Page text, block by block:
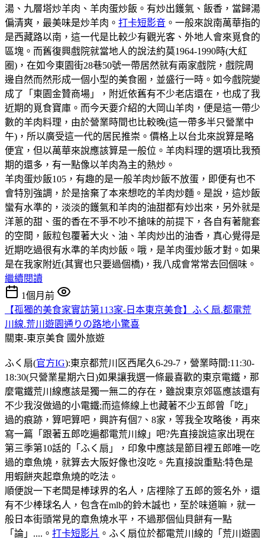
湯、九層塔炒羊肉、羊肉蛋炒飯。有炒出鑊氣、飯香，當歸湯
偏清爽，最美味是炒羊肉。 打卡短影音 。一般來說南萬華指的
是西藏路以南，這一代是比較少有觀光客、外地人會來覓食的
區塊。而舊復興戲院就當地人的說法約莫1964-1990時(大紅
圈)，在如今東園街28巷50號一帶居然就有兩家戲院，戲院周
邊自然而然形成一個小型的美食圈，並盛行一時。如今戲院變
成了「東園金贊商場」，附近依舊有不少老店還在，也成了我
近期的覓食寶庫。而今天要介紹的大岡山羊肉，便是這一帶少
數的羊肉料理，由於營業時間也比較晚(這一帶多半只營業中
午)，所以廣受這一代的居民推崇。價格上以台北來說算是略
便宜，但以萬華來說應該算是一般位。羊肉料理的選項比我預
期的還多，有一點像以羊肉為主的熱炒。
羊肉蛋炒飯105，有趣的是一般羊肉炒飯不放蛋，即便有也不
會特別強調，於是捨棄了本來想吃的羊肉炒麵。是說，這炒飯
蠻有水準的，淡淡的鑊氣和羊肉的油甜都有炒出來，另外就是
洋蔥的甜、蛋的香在不爭不吵不搶味的前提下，各自有著龍套
的空間，飯粒包覆著大火、油、羊肉炒出的油香，真心覺得是
近期吃過很有水準的羊肉炒飯。哦，是羊肉蛋炒飯才對。如果
是在我家附近(其實也只要過個橋)，我八成會常常去回個味。
繼續閱讀
1個月前
【孤獨的美食家實訪第113家-日本東京美食】ふく扇.都電荒
川線.荒川遊園通りの路地小驚喜
關東-東京美食 國外旅遊
ふく扇(官方IG):東京都荒川区西尾久6-29-7，營業時間:11:30-
18:30(只營業星期六日)如果讓我選一條最喜歡的東京電鐵，那
麼電鐵荒川線應該是獨一無二的存在，雖說東京郊區應該還有
不少我沒做過的小電鐵;而這條線上也藏著不少五郎曾「吃」
過的痕跡，算吧算吧，興許有個7、8家，等我全攻略後，再來
寫一篇「跟著五郎吃遍都電荒川線」吧?先直接說這家出現在
第三季第10話的「ふく扇」，印象中應該是節目裡五郎唯一吃
過的章魚燒，就算去大阪好像也沒吃。先直接說重點:特色是
用蝦餅夾起章魚燒的吃法。
順便說一下老闆是棒球界的名人，店𥚃除了五郎的簽名外，還
有不少棒球名人，包含在mlb的鈴木誠也，至於味道嘛，就一
般日本街頭常見的章魚燒水平，不過那個仙貝餅有一點
「論」....。 打卡短影片 。ふく扇位於都電荒川線的「荒川遊園